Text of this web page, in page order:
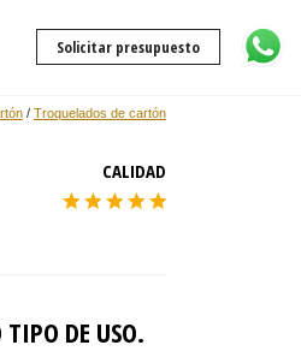
Solicitar presupuesto
Troquelados de cartón
/
CALIDAD
TIPO DE USO.